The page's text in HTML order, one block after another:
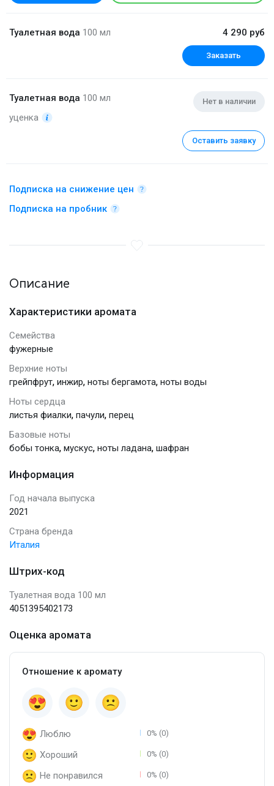
Туалетная вода 100 мл 4 290 руб
Заказать
Туалетная вода 100 мл
уценка
Нет в наличии
Оставить заявку
Подписка на снижение цен
Подписка на пробник
Описание
Характеристики аромата
Семейства
фужерные
Верхние ноты
грейпфрут, инжир, ноты бергамота, ноты воды
Ноты сердца
листья фиалки, пачули, перец
Базовые ноты
бобы тонка, мускус, ноты ладана, шафран
Информация
Год начала выпуска
2021
Страна бренда
Италия
Штрих-код
Туалетная вода 100 мл
4051395402173
Оценка аромата
Отношение к аромату
Люблю 0% (0)
Хороший 0% (0)
Не понравился 0% (0)